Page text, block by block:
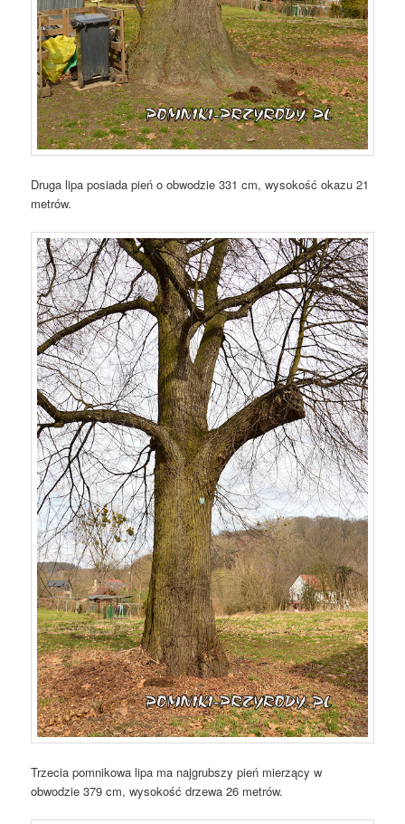
Druga lipa posiada pień o obwodzie 331 cm, wysokość okazu 21
metrów.
Trzecia pomnikowa lipa ma najgrubszy pień mierzący w
obwodzie 379 cm, wysokość drzewa 26 metrów.